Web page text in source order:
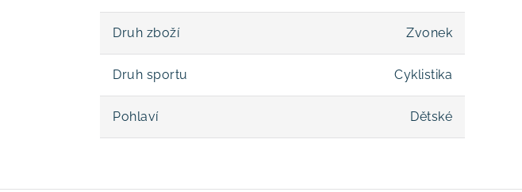
Druh zboží Zvonek
Druh sportu Cyklistika
Pohlaví Dětské